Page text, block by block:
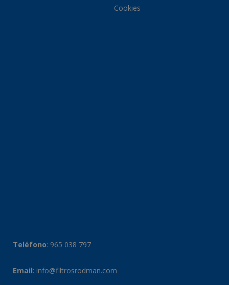
Cookies
Teléfono: 965 038 797
Email: info@filtrosrodman.com